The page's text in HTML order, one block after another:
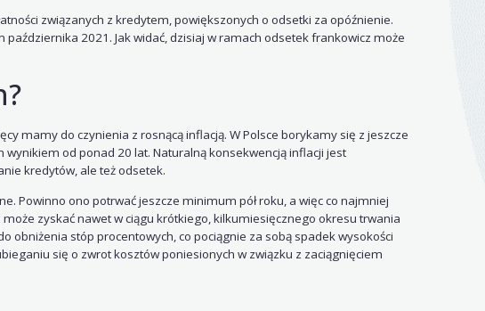
związanych z kredytem, powiększonych o odsetki za opóźnienie.
2021. Jak widać, dzisiaj w ramach odsetek frankowicz może
mamy do czynienia z rosnącą inflacją. W Polsce borykamy się z jeszcze
od ponad 20 lat. Naturalną konsekwencją inflacji jest
kredytów, ale też odsetek.
Powinno ono potrwać jeszcze minimum pół roku, a więc co najmniej
zyskać nawet w ciągu krótkiego, kilkumiesięcznego okresu trwania
obniżenia stóp procentowych, co pociągnie za sobą spadek wysokości
się o zwrot kosztów poniesionych w związku z zaciągnięciem